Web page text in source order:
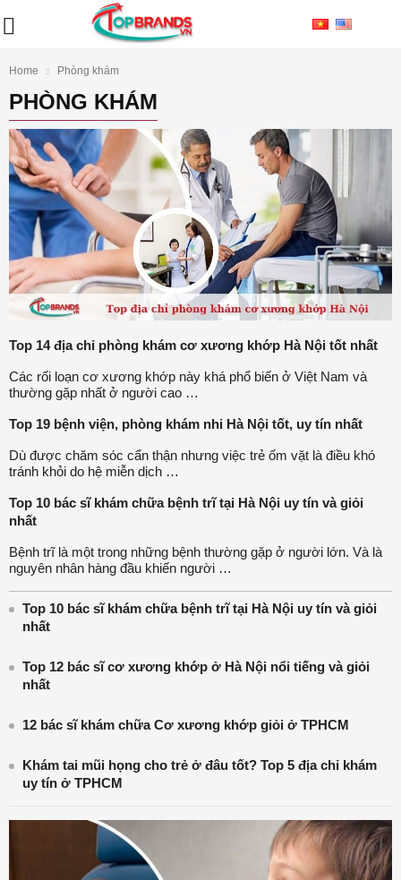
Home Phòng khám
PHÒNG KHÁM
Top 14 địa chỉ phòng khám cơ xương khớp Hà Nội tốt nhất
Các rối loạn cơ xương khớp này khá phổ biến ở Việt Nam và
thường gặp nhất ở người cao …
Top 19 bệnh viện, phòng khám nhi Hà Nội tốt, uy tín nhất
Dù được chăm sóc cẩn thận nhưng việc trẻ ốm vặt là điều khó
tránh khỏi do hệ miễn dịch …
Top 10 bác sĩ khám chữa bệnh trĩ tại Hà Nội uy tín và giỏi
nhất
Bệnh trĩ là một trong những bệnh thường gặp ở người lớn. Và là
nguyên nhân hàng đầu khiến người …
Top 10 bác sĩ khám chữa bệnh trĩ tại Hà Nội uy tín và giỏi
nhất
Top 12 bác sĩ cơ xương khớp ở Hà Nội nổi tiếng và giỏi
nhất
12 bác sĩ khám chữa Cơ xương khớp giỏi ở TPHCM
Khám tai mũi họng cho trẻ ở đâu tốt? Top 5 địa chỉ khám
uy tín ở TPHCM